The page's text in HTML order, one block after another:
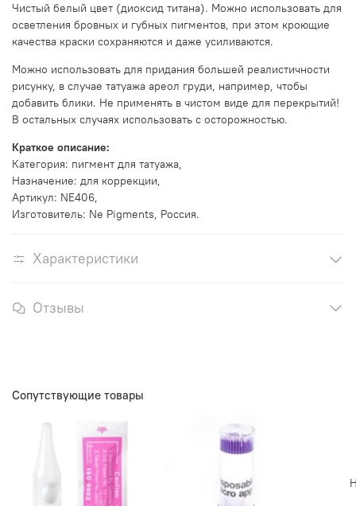
Чистый белый цвет (диоксид титана). Можно использовать для
осветления бровных и губных пигментов, при этом кроющие
качества краски сохраняются и даже усиливаются.
Можно использовать для придания большей реалистичности
рисунку, в случае татуажа ареол груди, например, чтобы
добавить блики. Не применять в чистом виде для перекрытий!
В остальных случаях использовать с осторожностью.
Краткое описание:
Категория: пигмент для татуажа,
Назначение: для коррекции,
Артикул: NE406,
Изготовитель: Ne Pigments, Россия.
Характеристики
Отзывы
Сопутствующие товары